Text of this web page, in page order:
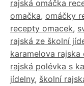
rajská omáčka
omačka, omáčky
recepty omacek,
rajská ze školní
karamelova rajska
rajská polévka s
jídelny, školní